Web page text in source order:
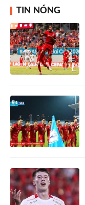
TIN NÓNG